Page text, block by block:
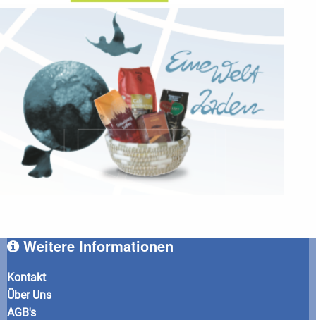
Weitere Informationen
Kontakt
Über Uns
AGB's